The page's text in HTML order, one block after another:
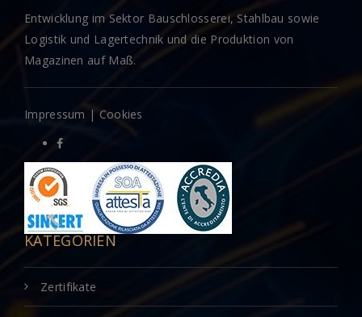
Entwicklung im Sektor Bauschlosserei, Stahlbau sowie
Logistik und Lagertechnik und die Produktion von
Magazinen auf Maß.
Impressum | Cookies
KATEGORIEN
Zertifikate